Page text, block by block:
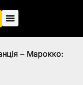
– Марокко: